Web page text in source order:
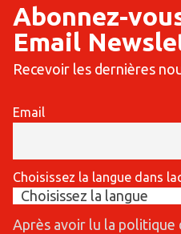
Abonnez-
Email
Recevoir les dernières
Email
Choisissez la langue dans
Après avoir lu la